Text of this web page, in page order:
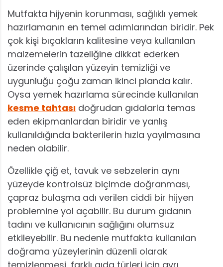
Mutfakta hijyenin korunması, sağlıklı yemek
hazırlamanın en temel adımlarından biridir. Pek
çok kişi bıçakların kalitesine veya kullanılan
malzemelerin tazeliğine dikkat ederken
üzerinde çalışılan yüzeyin temizliği ve
uygunluğu çoğu zaman ikinci planda kalır.
Oysa yemek hazırlama sürecinde kullanılan
kesme tahtası doğrudan gıdalarla temas
eden ekipmanlardan biridir ve yanlış
kullanıldığında bakterilerin hızla yayılmasına
neden olabilir.
Özellikle çiğ et, tavuk ve sebzelerin aynı
yüzeyde kontrolsüz biçimde doğranması,
çapraz bulaşma adı verilen ciddi bir hijyen
problemine yol açabilir. Bu durum gıdanın
tadını ve kullanıcının sağlığını olumsuz
etkileyebilir. Bu nedenle mutfakta kullanılan
doğrama yüzeylerinin düzenli olarak